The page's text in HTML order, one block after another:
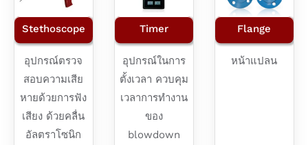
Stethoscope
อุปกรณ์ตรวจ
สอบความเสีย
หายด้วยการฟัง
เสียง ด้วยคลื่น
อัลตราโซนิก
Timer
อุปกรณ์ในการ
ตั้งเวลา ควบคุม
เวลาการทำงาน
ของ
blowdown
Flange
หน้าแปลน